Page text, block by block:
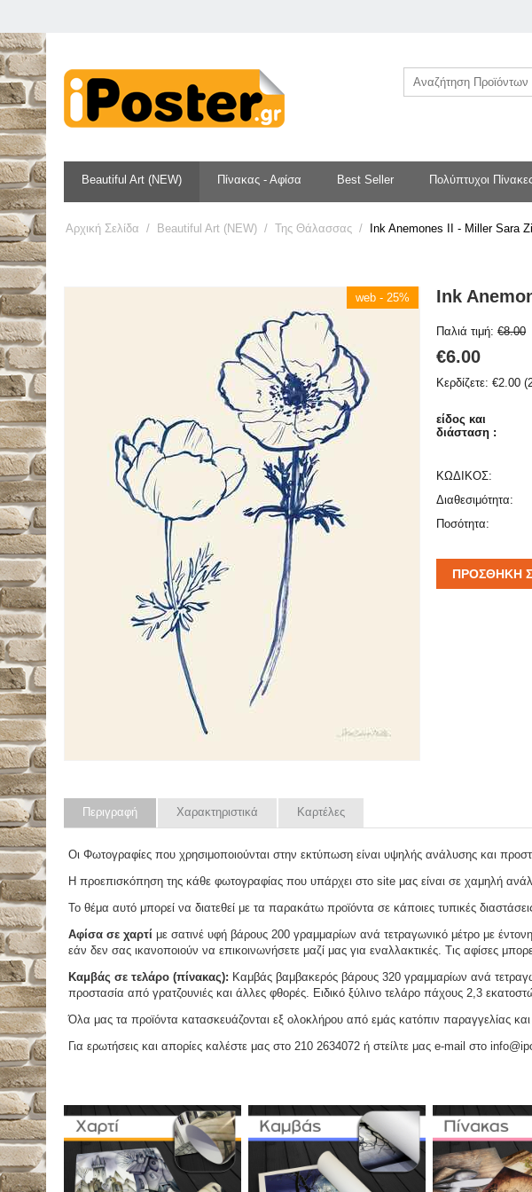
Beautiful Art (NEW) Πίνακας - Αφίσα Best Seller Πολύπτυχοι
Αρχική Σελίδα / Beautiful Art (NEW) / Της Θάλασσας / Ink Anemones II - Miller Sara
web - 25% Ink
Παλιά τιμή: €8.00
€6.00
Κερδίζετε: €2.00 (
είδος και
διάσταση :
ΚΩΔΙΚΟΣ:
Διαθεσιμότητα:
Ποσότητα:
ΠΡΟΣΘΉΚΗ
Περιγραφή Χαρακτηριστικά Καρτέλες
Οι Φωτογραφίες που χρησιμοποιούνται στην εκτύπωση είναι υψηλής ανάλυσης και
Η προεπισκόπηση της κάθε φωτογραφίας που υπάρχει στο site μας είναι σε χαμηλή
Το θέμα αυτό μπορεί να διατεθεί με τα παρακάτω προϊόντα σε κάποιες τυπικές
Αφίσα σε χαρτί με σατινέ υφή βάρους 200 γραμμαρίων ανά τετραγωνικό μέτρο με
εάν δεν σας ικανοποιούν να επικοινωνήσετε μαζί μας για εναλλακτικές. Τις αφίσες
Καμβάς σε τελάρο (πίνακας): Καμβάς βαμβακερός βάρους 320 γραμμαρίων ανά
προστασία από γρατζουνιές και άλλες φθορές. Ειδικό ξύλινο τελάρο πάχους 2,3
Όλα μας τα προϊόντα κατασκευάζονται εξ ολοκλήρου από εμάς κατόπιν παραγγελίας
Για ερωτήσεις και απορίες καλέστε μας στο 210 2634072 ή στείλτε μας e-mail στο